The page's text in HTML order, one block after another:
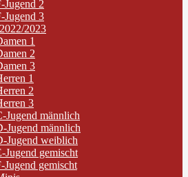
Jugend 2
Jugend 3
2023
1
2
3
1
2
3
Jugend männlich
Jugend männlich
Jugend weiblich
Jugend gemischt
Jugend gemischt